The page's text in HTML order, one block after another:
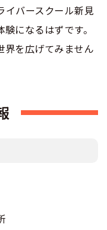
イバースクール新見
になるはずです。
界を広げてみません